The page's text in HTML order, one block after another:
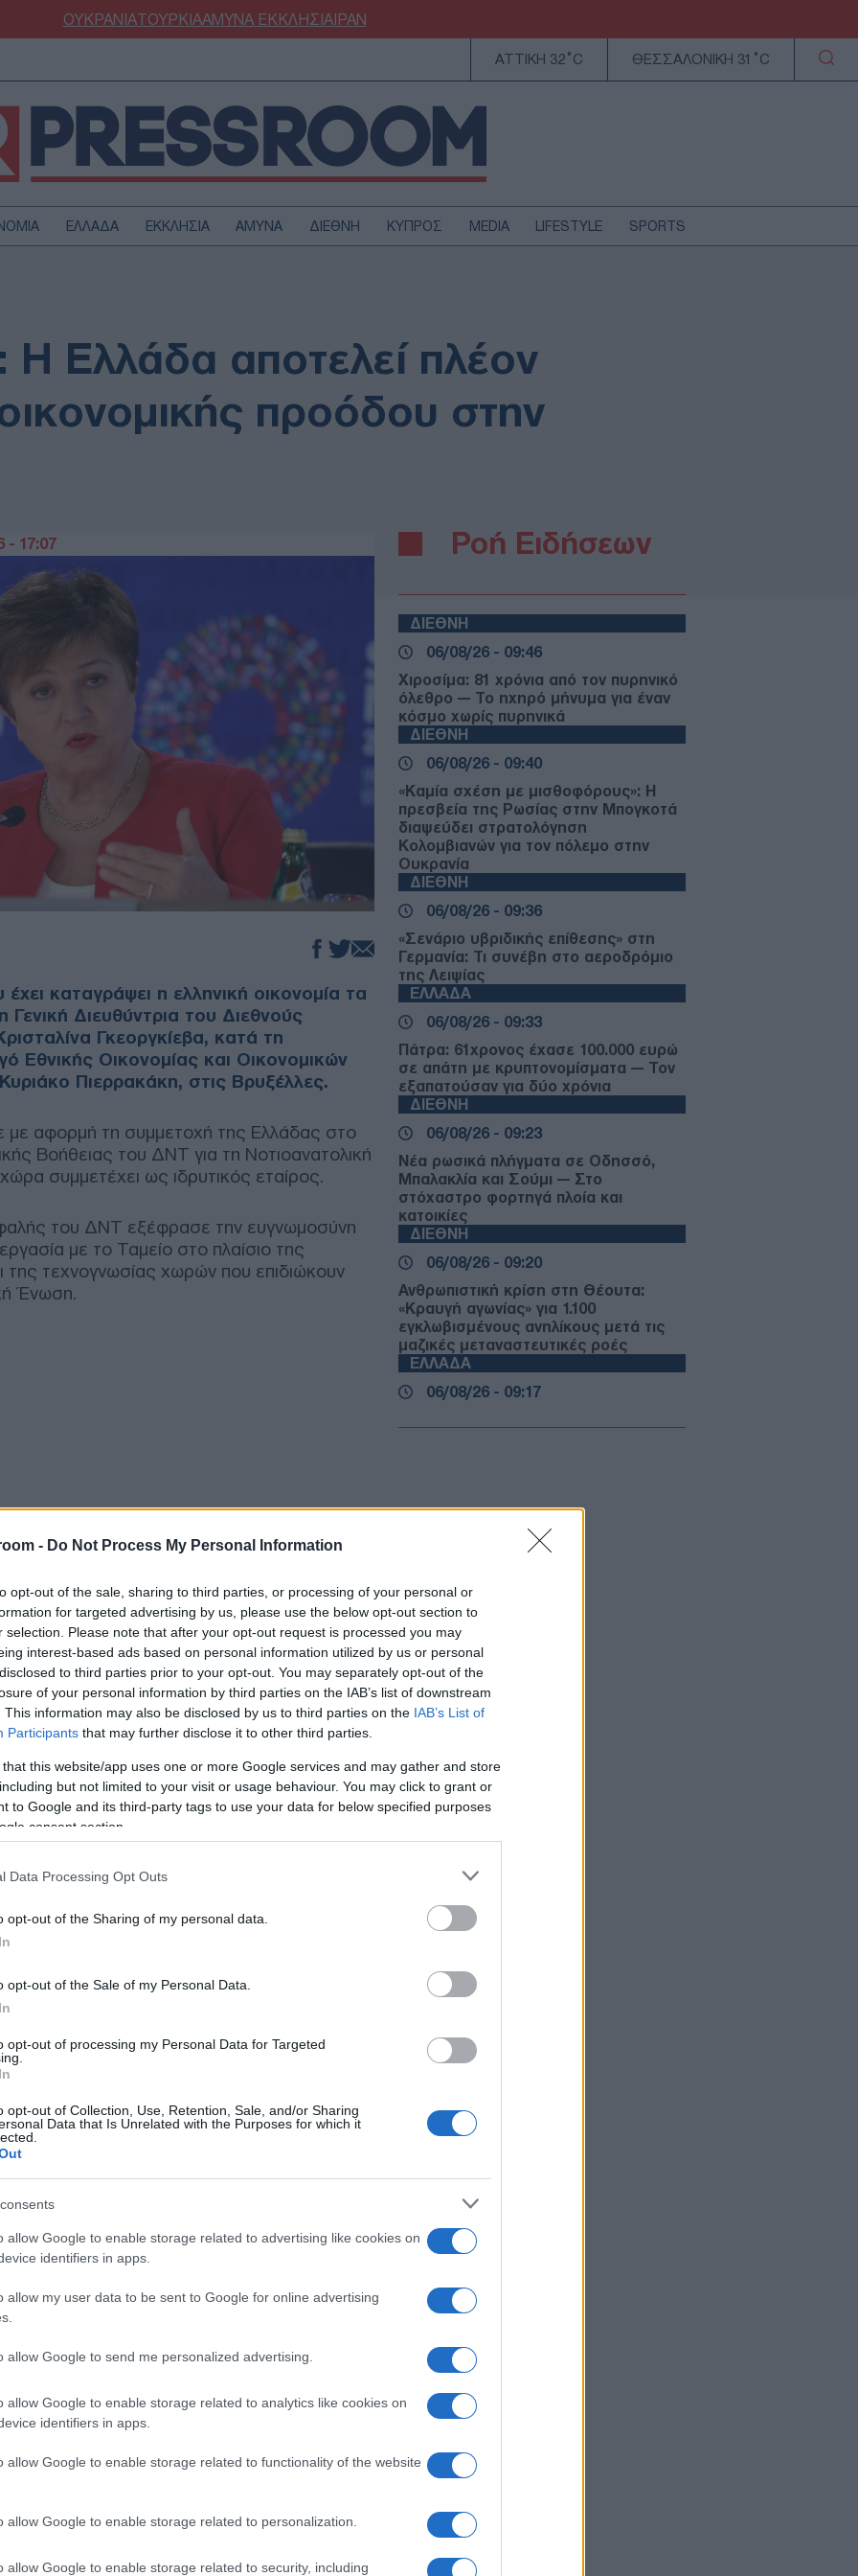
- Do Not Process My Personal Information
opt-out of the sale, sharing to third parties, or processing of your personal or
for targeted advertising by us, please use the below opt-out section to
selection. Please note that after your opt-out request is processed you may
interest-based ads based on personal information utilized by us or personal
to third parties prior to your opt-out. You may separately opt-out of the
of your personal information by third parties on the IAB’s list of downstream
This information may also be disclosed by us to third parties on the IAB’s List of
Participants that may further disclose it to other third parties.
that this website/app uses one or more Google services and may gather and store
but not limited to your visit or usage behaviour. You may click to grant or
to Google and its third-party tags to use your data for below specified purposes
consent section.
Data Processing Opt Outs
opt-out of the Sharing of my personal data.
opt-out of the Sale of my Personal Data.
opt-out of processing my Personal Data for Targeted
opt-out of Collection, Use, Retention, Sale, and/or Sharing
Data that Is Unrelated with the Purposes for which it
allow Google to enable storage related to advertising like cookies on
identifiers in apps.
allow my user data to be sent to Google for online advertising
allow Google to send me personalized advertising.
allow Google to enable storage related to analytics like cookies on
identifiers in apps.
allow Google to enable storage related to functionality of the website
allow Google to enable storage related to personalization.
allow Google to enable storage related to security, including
ΟΥΚΡΑΝΙΑΤΟΥΡΚΙΑΑΜΥΝΑΕΚΚΛΗΣΙΑΙΡΑΝ
ΑΤΤΙΚΗ 32°C ΘΕΣΣΑΛΟΝΙΚΗ 31°C
ΕΛΛΑΔΑ ΕΚΚΛΗΣΙΑ ΑΜΥΝΑ ΔΙΕΘΝΗ ΚΥΠΡΟΣ MEDIA LIFESTYLE SPORTS
ΥΓΕΙΑ
ΤΕΧΝΟΛΟΓΙΑ
Η Ελλάδα αποτελεί πλέον
προόδου στην
- 17:07
καταγράψει η ελληνική οικονομία τα
Γενική Διευθύντρια του Διεθνούς
Γκεοργκίεβα, κατά τη
Εθνικής Οικονομίας και Οικονομικών
Πιερρακάκη, στις Βρυξέλλες.
με αφορμή τη συμμετοχή της Ελλάδας στο
Βοήθειας του ΔΝΤ για τη Νοτιοανατολική
συμμετέχει ως ιδρυτικός εταίρος.
του ΔΝΤ εξέφρασε την ευγνωμοσύνη
με το Ταμείο στο πλαίσιο της
της τεχνογνωσίας χωρών που επιδιώκουν
Ένωση.
της ελληνικής οικονομίας μετά την
ότι η Ελλάδα κατάφερε να
που αντιμετώπισε και να εξελιχθεί σε μία
ισχυρές δημοσιονομικές επιδόσεις
στις λίγες ευρωπαϊκές χώρες που
γεγονός που της επιτρέπει όχι μόνο να
αλλά και να συμβάλλει ενεργά
σε ενταξιακή πορεία προς την
την Ελλάδα για τη μέχρι σήμερα πορεία
πρόοδο και για μια μεταρρυθμιστική
θέση της χώρας σε ευρωπαϊκό επίπεδο.
Πιερρακάκη, τόνισε ότι η συμβολή
στη διαμόρφωση αυτής της
καλή επιτυχία στο νέο Περιφερειακό
αποτελεί το 18ο αντίστοιχο κέντρο του
την Ελλάδα στον ρόλο του ιδρυτικού
μεταξύ της Ελλάδας και του ΔΝΤ,
τον ρόλο του αποδέκτη τεχνικής βοήθειας
προς άλλες χώρες», ανέφερε
Ροή Ειδήσεων
ΔΙΕΘΝΗ
06/08/26 - 09:46
Χιροσίμα: 81 χρόνια από τον πυρηνικό
όλεθρο — Το ηχηρό μήνυμα για έναν
κόσμο χωρίς πυρηνικά
ΔΙΕΘΝΗ
06/08/26 - 09:40
«Καμία σχέση με μισθοφόρους»: Η
πρεσβεία της Ρωσίας στην Μπογκοτά
διαψεύδει στρατολόγηση
Κολομβιανών για τον πόλεμο στην
Ουκρανία
ΔΙΕΘΝΗ
06/08/26 - 09:36
«Σενάριο υβριδικής επίθεσης» στη
Γερμανία: Τι συνέβη στο αεροδρόμιο
της Λειψίας
ΕΛΛΑΔΑ
06/08/26 - 09:33
Πάτρα: 61χρονος έχασε 100.000 ευρώ
σε απάτη με κρυπτονομίσματα — Τον
εξαπατούσαν για δύο χρόνια
ΔΙΕΘΝΗ
06/08/26 - 09:23
Νέα ρωσικά πλήγματα σε Οδησσό,
Μπαλακλία και Σούμι — Στο
στόχαστρο φορτηγά πλοία και
κατοικίες
ΔΙΕΘΝΗ
06/08/26 - 09:20
Ανθρωπιστική κρίση στη Θέουτα:
«Κραυγή αγωνίας» για 1.100
εγκλωβισμένους ανηλίκους μετά τις
μαζικές μεταναστευτικές ροές
ΕΛΛΑΔΑ
06/08/26 - 09:17
«Πόλεμος» Τραμπ κατά του νικητή των
κομμουνιστής που μισεί το Ισραήλ»
ΟΙΚΟΝΟΜΙΑ
06/08/26 - 09:12
«Ποδαρικό» για το myAGRO της ΑΑΔΕ:
Όλοι οι κανόνες, οι προθεσμίες και τα
δικαιολογητικά για τις επιδοτήσεις
αγροτών και κτηνοτρόφων
06/08/26 - 08:56
Στοίχημα ταχύτητας για την
κυβέρνηση στη Δυτική Αττική και
πυρόπληκτους εν μέσω
αντιπολίτευση
06/08/26 - 08:53
αστρονομικό κόστος των νέων
αμερικανικών θωρηκτών «Ντόναλντ
06/08/26 - 08:49
περιοδεία του Γκίντεον Σάαρ ο
Ισημερινός και η Κολομβία
Συμφωνία Ιράν-Ομάν για νέα ρότα στο
Στενό του Ορμούζ: Όρος η άρση του
αμερικανικού αποκλεισμού – Τι
ΔΙΕΘΝΗ
06/08/26 - 08:42
Κολομβία: Φόβοι για τρομοκρατικό
χτύπημα στην ορκωμοσία του νέου
ΔΙΕΘΝΗ
Νικαράγουα: Νέα συνταγματική
αναθεώρηση και επιμήκυνση θητείας
μέτρα από τον ΟΑΚ
ΔΙΕΘΝΗ
06/08/26 - 08:35